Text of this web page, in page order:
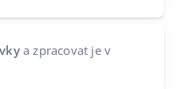
a zpracovat je v